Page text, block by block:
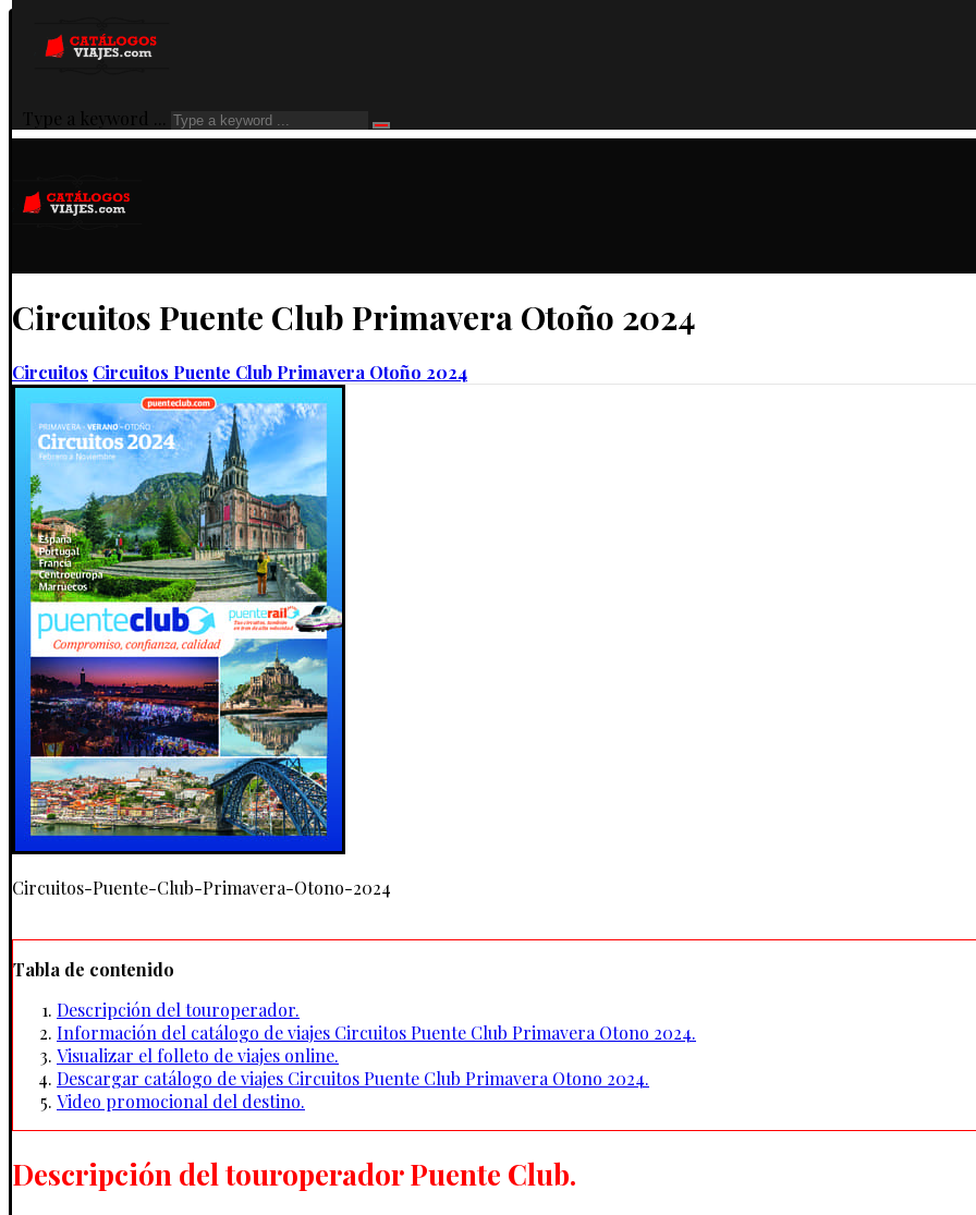
Type a keyword ...
Circuitos Puente Club Primavera Otoño 2024
Circuitos Circuitos Puente Club Primavera Otoño 2024
Circuitos-Puente-Club-Primavera-Otono-2024
Tabla de contenido
Descripción del touroperador.
Información del catálogo de viajes Circuitos Puente Club Primavera Otono 2024.
Visualizar el folleto de viajes online.
Descargar catálogo de viajes Circuitos Puente Club Primavera Otono 2024.
Video promocional del destino.
Descripción del touroperador Puente Club.